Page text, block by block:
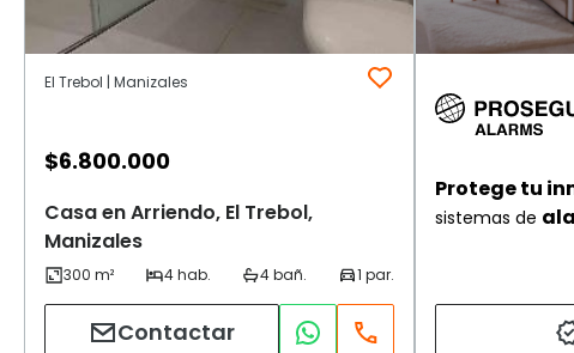
El Trebol | Manizales
$6.800.000
Casa en Arriendo, El Trebol,
Manizales
Contactar
Protege tu
sistemas de